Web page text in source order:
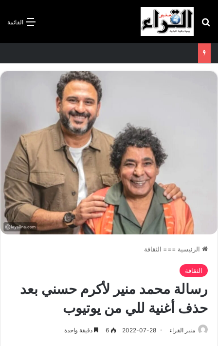
القائمة بحث عن
الرئيسية === الثقافة
الثقافة
رسالة محمد منير لأكرم حسني بعد
حذف أغنية للي من يوتيوب
منبر القراء 2022-07-28
6 دقيقة واحدة